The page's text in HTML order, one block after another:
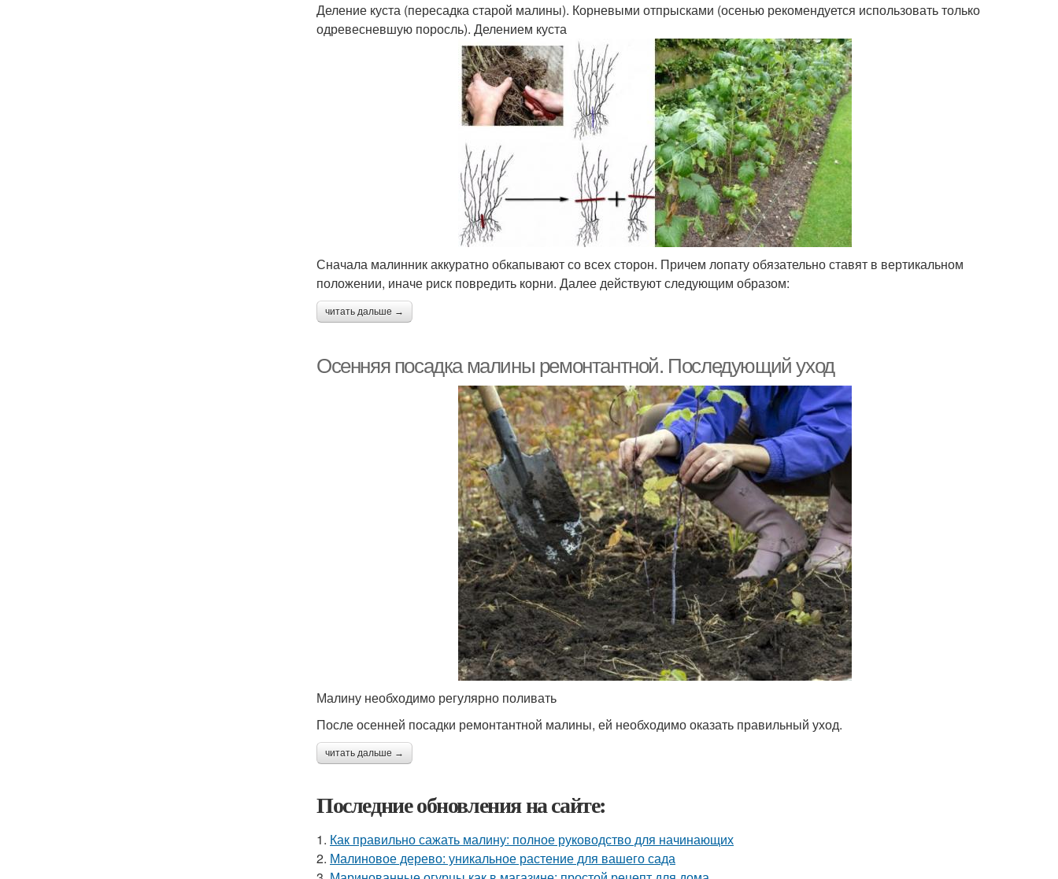
Деление куста (пересадка старой малины). Корневыми отпрысками (осенью рекомендуется использовать только
одревесневшую поросль). Делением куста
Сначала малинник аккуратно обкапывают со всех сторон. Причем лопату обязательно ставят в вертикальном
положении, иначе риск повредить корни. Далее действуют следующим образом:
читать дальше →
Осенняя посадка малины ремонтантной. Последующий уход
Малину необходимо регулярно поливать
После осенней посадки ремонтантной малины, ей необходимо оказать правильный уход.
читать дальше →
Последние обновления на сайте:
1. Как правильно сажать малину: полное руководство для начинающих
2. Малиновое дерево: уникальное растение для вашего сада